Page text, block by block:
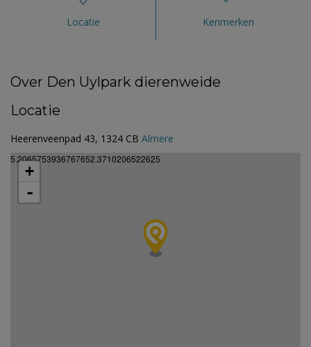
Locatie Kenmerken
Over Den Uylpark dierenweide
Locatie
Heerenveenpad 43, 1324 CB Almere
5.2065753936767652.3710206522625
+
-